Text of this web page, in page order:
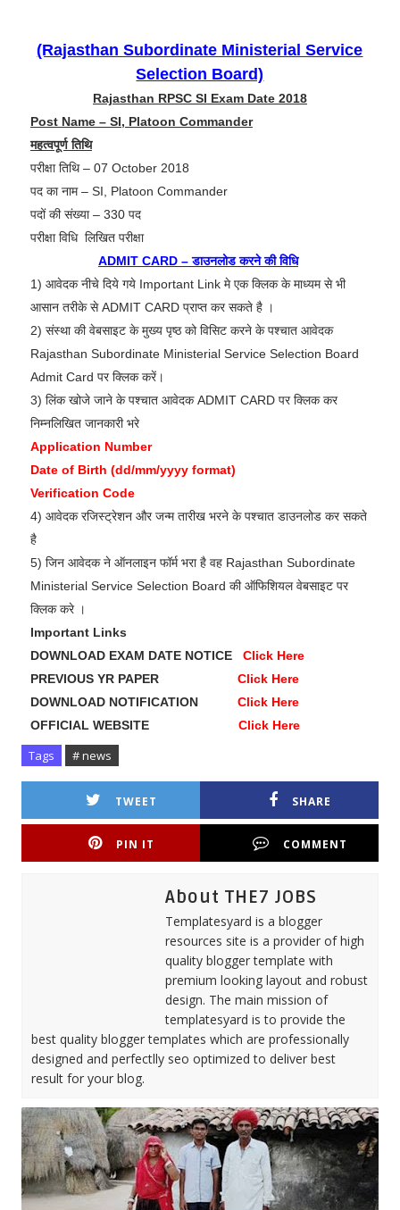
(Rajasthan Subordinate Ministerial Service
Selection Board)
Rajasthan RPSC SI Exam Date 2018
Post Name – SI, Platoon Commander
महत्वपूर्ण तिथि
परीक्षा तिथि – 07 October 2018
पद का नाम – SI, Platoon Commander
पदों की संख्या – 330 पद
परीक्षा विधि लिखित परीक्षा
ADMIT CARD – डाउनलोड करने की विधि
1) आवेदक नीचे दिये गये Important Link मे एक क्लिक के माध्यम से भी
आसान तरीके से ADMIT CARD प्राप्त कर सकते है ।
2) संस्था की वेबसाइट के मुख्य पृष्ठ को विसिट करने के पश्चात आवेदक
Rajasthan Subordinate Ministerial Service Selection Board
Admit Card पर क्लिक करें।
3) लिंक खोजे जाने के पश्चात आवेदक ADMIT CARD पर क्लिक कर
निम्नलिखित जानकारी भरे
Application Number
Date of Birth (dd/mm/yyyy format)
Verification Code
4) आवेदक रजिस्ट्रेशन और जन्म तारीख भरने के पश्चात डाउनलोड कर सकते
है
5) जिन आवेदक ने ऑनलाइन फॉर्म भरा है वह Rajasthan Subordinate
Ministerial Service Selection Board की ऑफिशियल वेबसाइट पर
क्लिक करे ।
Important Links
DOWNLOAD EXAM DATE NOTICE
Click Here
PREVIOUS YR PAPER Click Here
DOWNLOAD NOTIFICATION
Click Here
OFFICIAL WEBSITE
Click Here
Tags # news
TWEET SHARE
PIN IT COMMENT
About THE7 JOBS
Templatesyard is a blogger
resources site is a provider of high
quality blogger template with
premium looking layout and robust
design. The main mission of
templatesyard is to provide the
best quality blogger templates which are professionally
designed and perfectlly seo optimized to deliver best
result for your blog.